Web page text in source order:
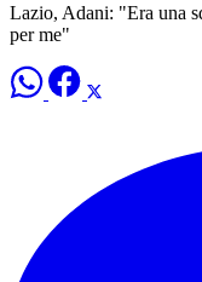
Lazio, Adani: "Era una
per me"